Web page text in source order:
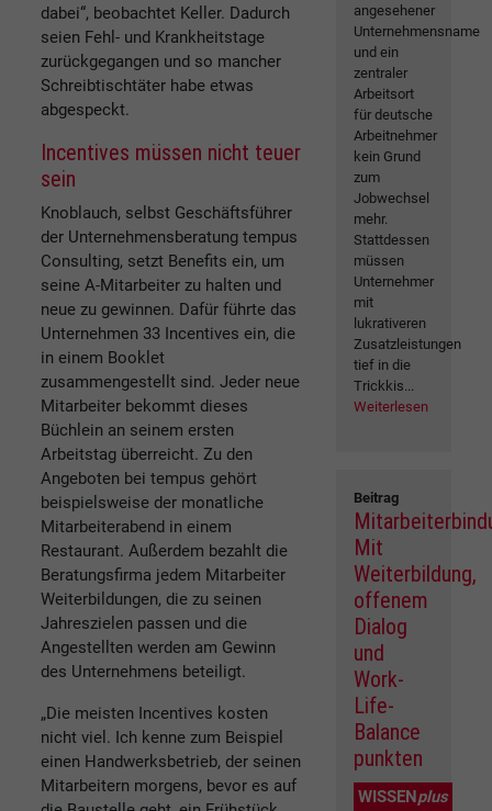
dabei“, beobachtet Keller. Dadurch
seien Fehl- und Krankheitstage
zurückgegangen und so mancher
Schreibtischtäter habe etwas
abgespeckt.
Incentives müssen nicht teuer
sein
Knoblauch, selbst Geschäftsführer
der Unternehmensberatung tempus
Consulting, setzt Benefits ein, um
seine A-Mitarbeiter zu halten und
neue zu gewinnen. Dafür führte das
Unternehmen 33 Incentives ein, die
in einem Booklet
zusammengestellt sind. Jeder neue
Mitarbeiter bekommt dieses
Büchlein an seinem ersten
Arbeitstag überreicht. Zu den
Angeboten bei tempus gehört
beispielsweise der monatliche
Mitarbeiterabend in einem
Restaurant. Außerdem bezahlt die
Beratungsfirma jedem Mitarbeiter
Weiterbildungen, die zu seinen
Jahreszielen passen und die
Angestellten werden am Gewinn
des Unternehmens beteiligt.
„Die meisten Incentives kosten
nicht viel. Ich kenne zum Beispiel
einen Handwerksbetrieb, der seinen
Mitarbeitern morgens, bevor es auf
angesehener
Unternehmensname
und ein
zentraler
Arbeitsort
für deutsche
Arbeitnehmer
kein Grund
zum
Jobwechsel
mehr.
Stattdessen
müssen
Unternehmer
mit
lukrativeren
Zusatzleistungen
tief in die
Trickkis...
Weiterlesen
Beitrag
Mit
Weiterbildung,
offenem
Dialog
und
Work-
Life-
Balance
punkten
WISSENplus